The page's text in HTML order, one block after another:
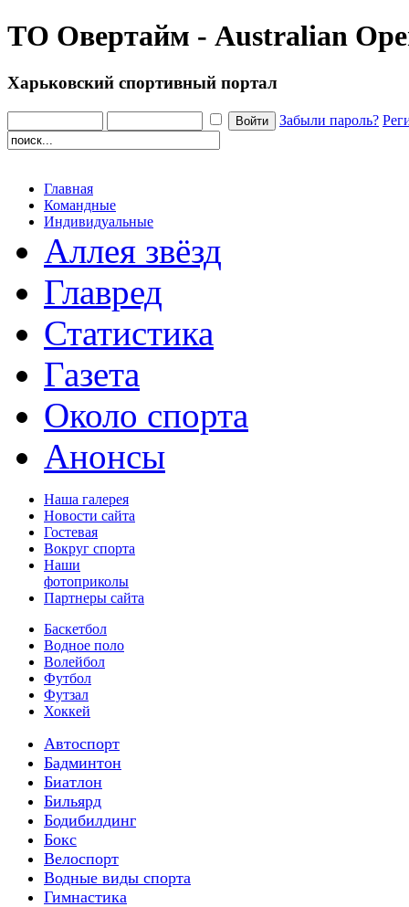
ТО Овертайм - Australian
Харьковский спортивный портал
Забыли пароль?
Главная
Командные
Индивидуальные
Аллея звёзд
Главред
Статистика
Газета
Около спорта
Анонсы
Наша галерея
Новости сайта
Гостевая
Вокруг спорта
Наши
фотоприколы
Партнеры сайта
Баскетбол
Водное поло
Волейбол
Футбол
Футзал
Хоккей
Автоспорт
Бадминтон
Биатлон
Бильярд
Бодибилдинг
Бокс
Велоспорт
Водные виды спорта
Гимнастика